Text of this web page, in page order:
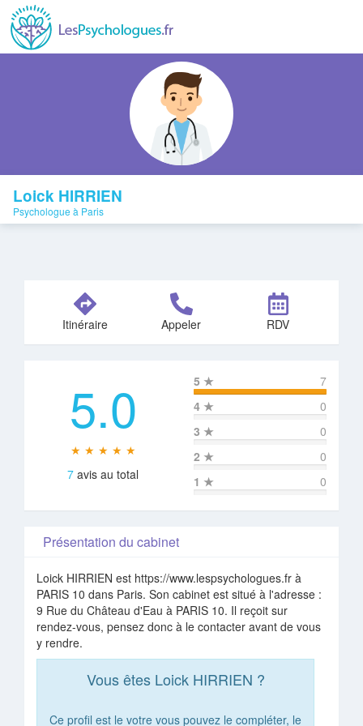
Loick HIRRIEN
Psychologue à Paris
Itinéraire Appeler RDV
5.0
★ ★ ★ ★ ★
7 avis au total
5 ★
7
4 ★
0
3 ★
0
2 ★
0
1 ★ 0
Présentation du cabinet
Loick HIRRIEN est https://www.lespsychologues.fr à
PARIS 10 dans Paris. Son cabinet est situé à l'adresse :
9 Rue du Château d'Eau à PARIS 10. Il reçoit sur
rendez-vous, pensez donc à le contacter avant de vous
y rendre.
Vous êtes Loick HIRRIEN ?
Ce profil est le votre vous pouvez le compléter, le